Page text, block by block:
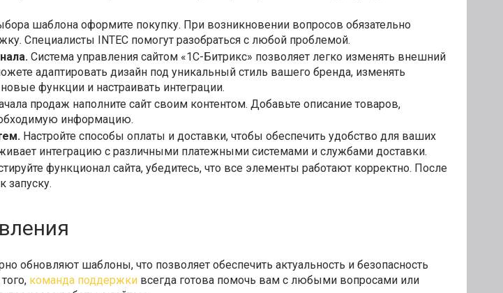
шаблона оформите покупку. При возникновении вопросов обязательно
Специалисты INTEC помогут разобраться с любой проблемой.
Система управления сайтом «1С-Битрикс» позволяет легко изменять внешний
адаптировать дизайн под уникальный стиль вашего бренда, изменять
функции и настраивать интеграции.
продаж наполните сайт своим контентом. Добавьте описание товаров,
информацию.
Настройте способы оплаты и доставки, чтобы обеспечить удобство для ваших
интеграцию с различными платежными системами и службами доставки.
функционал сайта, убедитесь, что все элементы работают корректно. После
запуску.
обновляют шаблоны, что позволяет обеспечить актуальность и безопасность
команда поддержки всегда готова помочь вам с любыми вопросами или